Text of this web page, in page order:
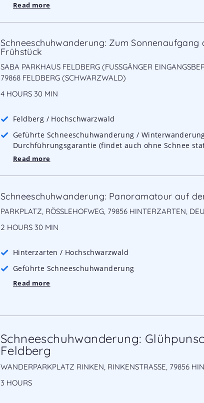
Read more
Schneeschuhwanderung: Zum
Frühstück
SABA PARKHAUS FELDBERG (FUSSGÄNGER
9868 FELDBERG (SCHWARZWALD)
4 HOURS 30 MIN
Feldberg / Hochschwarzwald
Geführte Schneeschuhwanderung /
Durchführungsgarantie (findet auch ohne Schnee
Read more
Schneeschuhwanderung: Panoramatour auf
PARKPLATZ, RÖSSLEHOFWEG, 79856 HINTERZARTEN,
2 HOURS 30 MIN
Hinterzarten / Hochschwarzwald
Geführte Schneeschuhwanderung
Read more
Schneeschuhwanderung:
Feldberg
WANDERPARKPLATZ RINKEN, RINKENSTRASSE, 79856
3 HOURS